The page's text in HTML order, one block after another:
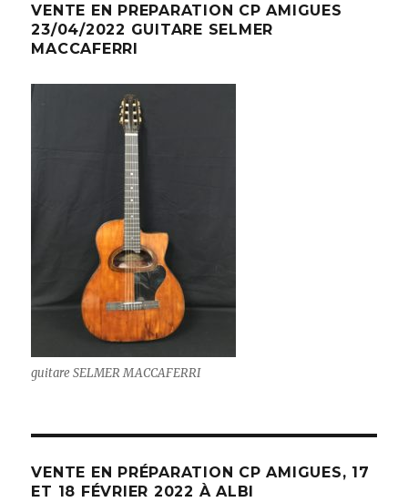
VENTE EN PREPARATION CP AMIGUES
23/04/2022 GUITARE SELMER
MACCAFERRI
guitare SELMER MACCAFERRI
VENTE EN PRÉPARATION CP AMIGUES, 17
ET 18 FÉVRIER 2022 À ALBI